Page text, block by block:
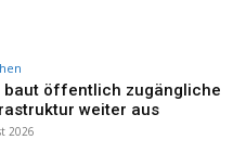
baut öffentlich zugängliche
weiter aus
2026